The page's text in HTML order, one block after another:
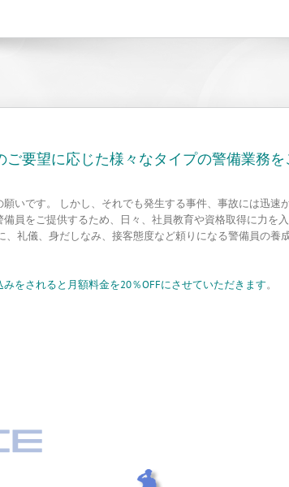
要望に応じた様々なタイプの警備業務を
いです。 しかし、それでも発生する事件、事故には迅速
員をご提供するため、日々、社員教育や資格取得に力を
礼儀、身だしなみ、接客態度など頼りになる警備員の養成
をされると月額料金を20％OFFにさせていただきます。